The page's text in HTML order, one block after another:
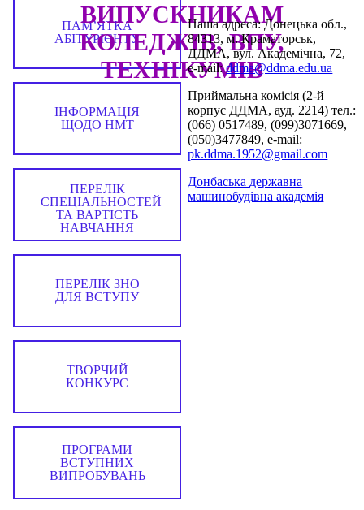
ВИПУСКНИКАМ
КОЛЕДЖІВ, ВПУ,
ТЕХНІКУМІВ
ПАМ’ЯТКА
АБІТУРІЄНТУ
ІНФОРМАЦІЯ
ЩОДО НМТ
ПЕРЕЛІК
СПЕЦІАЛЬНОСТЕЙ
ТА ВАРТІСТЬ
НАВЧАННЯ
ПЕРЕЛІК ЗНО
ДЛЯ ВСТУПУ
ТВОРЧИЙ
КОНКУРС
ПРОГРАМИ
ВСТУПНИХ
ВИПРОБУВАНЬ
Наша адреса: Донецька обл.,
84313, м. Краматорськ,
ДДМА, вул. Академічна, 72,
е-mail:ddma@ddma.edu.ua
Приймальна комісія (2-й
корпус ДДМА, ауд. 2214) тел.:
(066) 0517489, (099)3071669,
(050)3477849, e-mail:
pk.ddma.1952@gmail.com
Донбаська державна
машинобудівна академія